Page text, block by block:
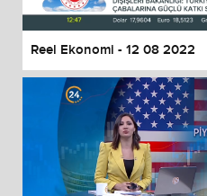
Reel Ekonomi - 12 08 2022